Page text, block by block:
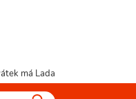
má Lada